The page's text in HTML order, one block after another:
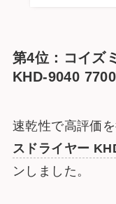
第4位：コイズ
KHD-9040
速乾性で高評価を
スドライヤー
ンしました。